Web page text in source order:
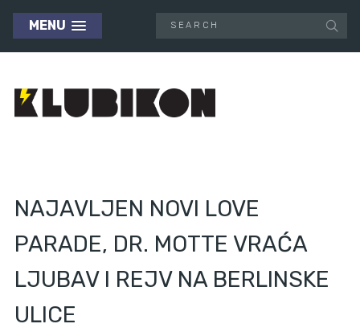
MENU
NAJAVLJEN NOVI LOVE
PARADE, DR. MOTTE VRAĆA
LJUBAV I REJV NA BERLINSKE
ULICE